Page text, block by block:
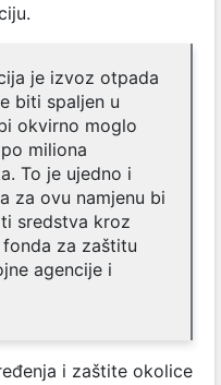
je izvoz otpada
biti spaljen u
okvirno moglo
miliona
To je ujedno i
za ovu namjenu bi
sredstva kroz
za zaštitu
agencije i
i zaštite okolice